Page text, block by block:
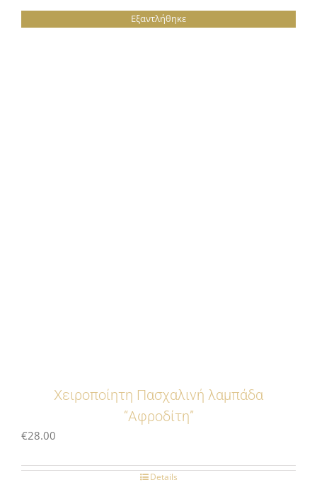
Εξαντλήθηκε
Χειροποίητη Πασχαλινή λαμπάδα
“Αφροδίτη”
€28.00
Details